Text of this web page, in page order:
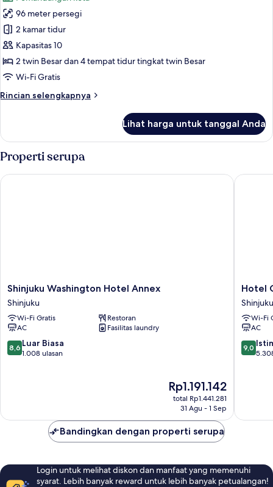
Room)
untuk
Apartemen,
Bebas
Asap
Rokok
(Sky
Room,
Only)
96 meter persegi
2 kamar tidur
Kapasitas 10
2 twin Besar dan 4 tempat tidur tingkat twin Besar
Wi-Fi Gratis
Rincian selengkapnya
Rincian
Apartemen,
Bebas
Asap
Rokok
(Sky
Lihat harga untuk tanggal Anda
Properti serupa
Shinjuku
Washington
Hotel
Annex
Shinjuku
Shinjuku Washington Hotel Annex
Shinjuku
Wi-Fi Gratis
Restoran
AC
Fasilitas laundry
8.6
dari
8,6 Luar Biasa
1.008 ulasan
Harga
sekarang
Rp1.191.142
Rp1.191.142
total Rp1.441.281
31 Agu - 1 Sep
Shinjuku Washington Hotel Annex
Hotel
Gracery
Shinjuku
Shinjuku
Hotel
Shinjuku
Wi-Fi
AC
9.0
dari
9,0
Hotel
Bandingkan dengan properti serupa
Login untuk melihat diskon dan manfaat yang memenuhi
syarat. Lebih banyak reward untuk lebih banyak petualangan!